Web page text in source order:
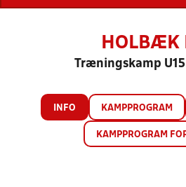
HOLBÆK
Træningskamp
INFO KAMPPROGRAM
KAMPPROGRAM